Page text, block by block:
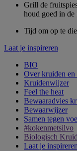
Grill de
houd goed in de
Tijd om op te
Laat je inspireren
BIO
Over kruiden en
Kruidenwijzer
Feel the heat
Bewaaradvies
Bewaarwijzer
Samen tegen
#kokenmetsilvo
Biologisch
Laat je